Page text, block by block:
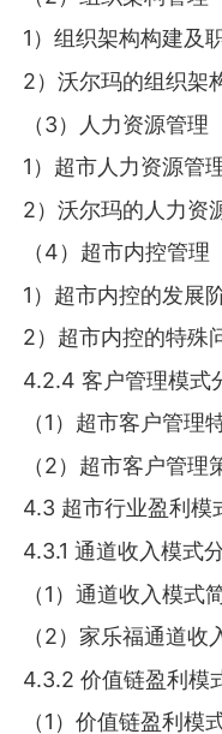
1）组织架构构建及
2）沃尔玛的组织架
（3）人力资源管理
1）超市人力资源管
2）沃尔玛的人力资
（4）超市内控管理
1）超市内控的发展
2）超市内控的特殊
4.2.4 客户管理模式
（1）超市客户管理
（2）超市客户管理
4.3 超市行业盈利模
4.3.1 通道收入模式
（1）通道收入模式
（2）家乐福通道收
4.3.2 价值链盈利模
（1）价值链盈利模